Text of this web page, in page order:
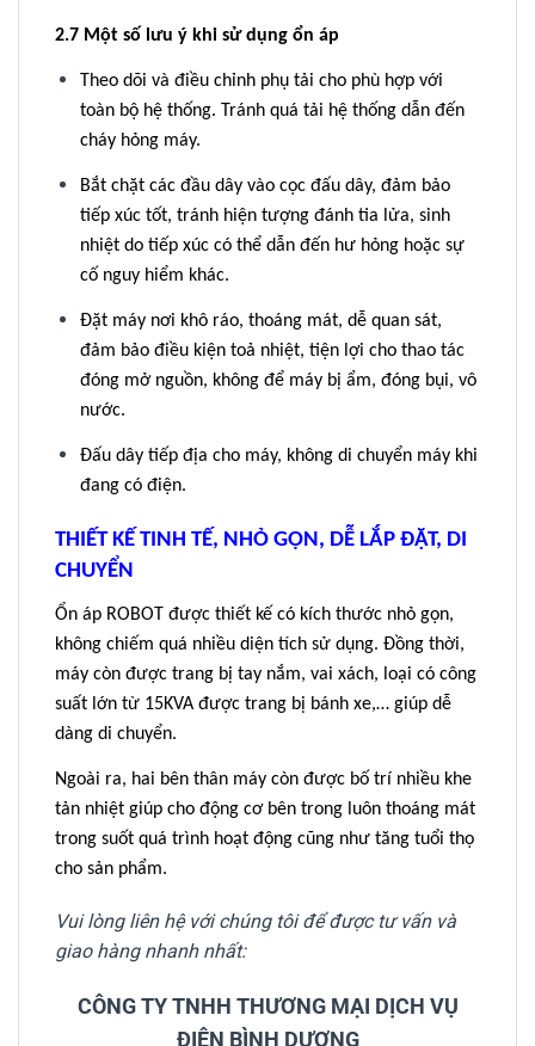
2.7 Một số lưu ý khi sử dụng ổn áp
Theo dõi và điều chỉnh phụ tải cho phù hợp với
toàn bộ hệ thống. Tránh quá tải hệ thống dẫn đến
cháy hỏng máy.
Bắt chặt các đầu dây vào cọc đấu dây, đảm bảo
tiếp xúc tốt, tránh hiện tượng đánh tia lửa, sinh
nhiệt do tiếp xúc có thể dẫn đến hư hỏng hoặc sự
cố nguy hiểm khác.
Đặt máy nơi khô ráo, thoáng mát, dễ quan sát,
đảm bảo điều kiện toả nhiệt, tiện lợi cho thao tác
đóng mở nguồn, không để máy bị ẩm, đóng bụi, vô
nước.
Đấu dây tiếp địa cho máy, không di chuyển máy khi
đang có điện.
THIẾT KẾ TINH TẾ, NHỎ GỌN, DỄ LẮP ĐẶT, DI
CHUYỂN
Ổn áp ROBOT được thiết kế có kích thước nhỏ gọn,
không chiếm quá nhiều diện tích sử dụng. Đồng thời,
máy còn được trang bị tay nắm, vai xách, loại có công
suất lớn từ 15KVA được trang bị bánh xe,… giúp dễ
dàng di chuyển.
Ngoài ra, hai bên thân máy còn được bố trí nhiều khe
tản nhiệt giúp cho động cơ bên trong luôn thoáng mát
trong suốt quá trình hoạt động cũng như tăng tuổi thọ
cho sản phẩm.
Vui lòng liên hệ với chúng tôi để được tư vấn và
giao hàng nhanh nhất:
CÔNG TY TNHH THƯƠNG MẠI DỊCH VỤ
ĐIỆN BÌNH DƯƠNG